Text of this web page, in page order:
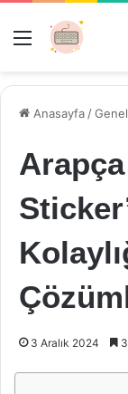
Menü
Anasayfa /Genel
3 Aralık 2024